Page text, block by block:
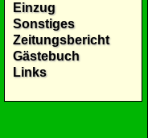
Einzug
Sonstiges
Zeitungsbericht
Gästebuch
Links